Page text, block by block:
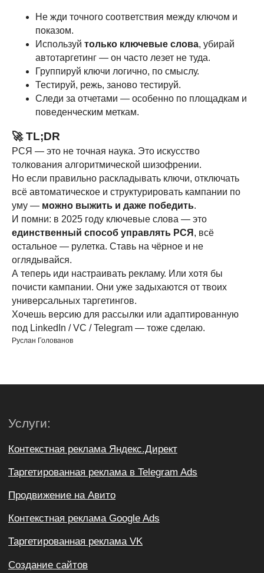
Не жди точного соответствия между ключом и
показом.
Используй только ключевые слова, убирай
автотаргетинг — он часто лезет не туда.
Группируй ключи логично, по смыслу.
Тестируй, режь, заново тестируй.
Следи за отчетами — особенно по площадкам и
поведенческим меткам.
🚀 TL;DR
РСЯ — это не точная наука. Это искусство
толкования алгоритмической шизофрении.
Но если правильно раскладывать ключи, отключать
всё автоматическое и структурировать кампании по
уму — можно выжить и даже победить.
И помни: в 2025 году ключевые слова — это
единственный способ управлять РСЯ , всё
остальное — рулетка. Ставь на чёрное и не
оглядывайся.
А теперь иди настраивать рекламу. Или хотя бы
почисти кампании. Они уже задыхаются от твоих
универсальных таргетингов.
Хочешь версию для рассылки или адаптированную
под LinkedIn / VC / Telegram — тоже сделаю.
Руслан Голованов
ROI IDOL
Политика конфиденциальности
@Все права защищены
ОГРНИП 323623400018761
Блог
Разработка промостраниц
Геореклама на Яндекс.Картах
Генератор инфографики
Разработка чат-ботов
Подписаться